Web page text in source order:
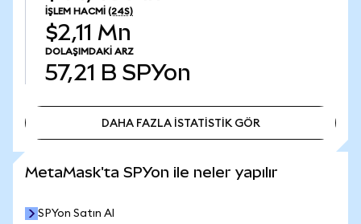
İŞLEM HACMI (24S)
$2,11 Mn
DOLAŞIMDAKI ARZ
57,21 B SPYon
DAHA FAZLA İSTATİSTİK GÖR
MetaMask'ta SPYon ile neler yapılır
SPYon Satın Al